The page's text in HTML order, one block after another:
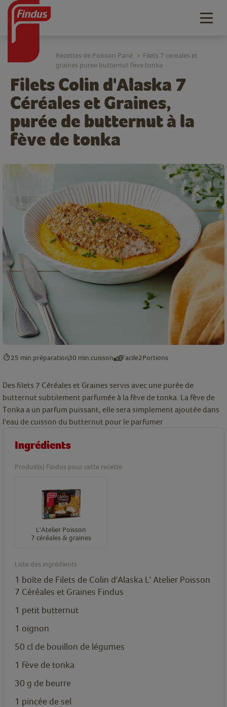
Filets Colin d'Alaska 7
Céréales et Graines,
purée de butternut à la
fève de tonka
Recettes de Poisson Pané > Filets 7 cereales et
graines puree butternut feve tonka
25 min. préparation30 min. cuisson Facile2Portions
Des filets 7 Céréales et Graines servis avec une purée de
butternut subtilement parfumée à la fève de tonka. La fève de
Tonka a un parfum puissant, elle sera simplement ajoutée dans
l'eau de cuisson du butternut pour le parfumer
Ingrédients
Produit(s) Findus pour cette recette
L'Atelier Poisson
7 céréales & graines
Liste des ingrédients
1 boîte de Filets de Colin d'Alaska L' Atelier Poisson
7 Céréales et Graines Findus
1 petit butternut
1 oignon
50 cl de bouillon de légumes
1 fève de tonka
30 g de beurre
1 pincée de sel